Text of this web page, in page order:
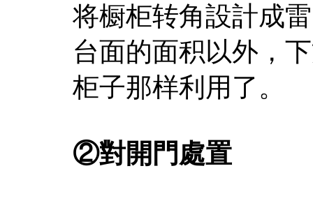
将橱柜转角設計成
台面的面积以外，
柜子那样利用了。
②對開門處置